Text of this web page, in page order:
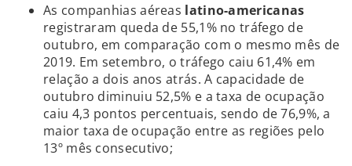
As companhias aéreas latino-americanas
registraram queda de 55,1% no tráfego de
outubro, em comparação com o mesmo mês de
2019. Em setembro, o tráfego caiu 61,4% em
relação a dois anos atrás. A capacidade de
outubro diminuiu 52,5% e a taxa de ocupação
caiu 4,3 pontos percentuais, sendo de 76,9%, a
maior taxa de ocupação entre as regiões pelo
13º mês consecutivo;